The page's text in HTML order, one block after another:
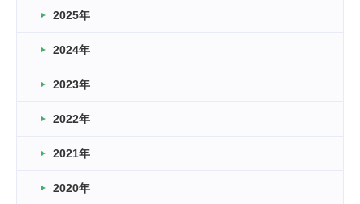
車いすバスケとRくんのお話
卒業・卒園の季節★
2026.03.11
緑ケ丘体育館
2022.11.03
2025年
2024年
2023年
2022年
2021年
2020年